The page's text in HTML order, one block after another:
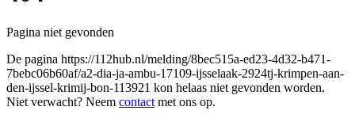
Pagina niet gevonden
De pagina https://112hub.nl/melding/8bec515a-ed23-4d32-b471-
7bebc06b60af/a2-dia-ja-ambu-17109-ijsselaak-2924tj-krimpen-aan-
den-ijssel-krimij-bon-113921 kon helaas niet gevonden worden.
Niet verwacht? Neem contact met ons op.